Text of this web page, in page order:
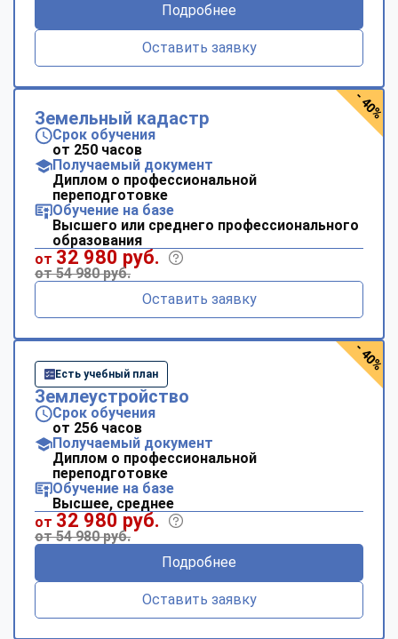
Подробнее
Оставить заявку
Земельный кадастр
Срок обучения
от 250 часов
Получаемый документ
Диплом о профессиональной
переподготовке
Обучение на базе
Высшего или среднего профессионального
образования
от 32 980 руб.
от 54 980 руб.
Оставить заявку
- 40%
Есть учебный план
Землеустройство
Срок обучения
от 256 часов
Получаемый документ
Диплом о профессиональной
переподготовке
Обучение на базе
Высшее, среднее
от 32 980 руб.
от 54 980 руб.
Подробнее
Оставить заявку
- 40%